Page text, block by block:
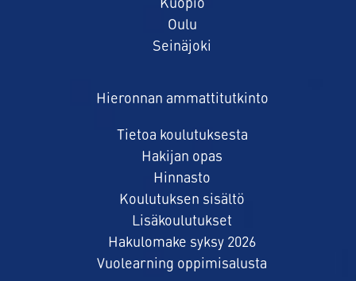
Kuopio
Oulu
Seinäjoki
Hieronnan ammattitutkinto
Tietoa koulutuksesta
Hakijan opas
Hinnasto
Koulutuksen sisältö
Lisäkoulutukset
Hakulomake syksy 2026
Vuolearning oppimisalusta